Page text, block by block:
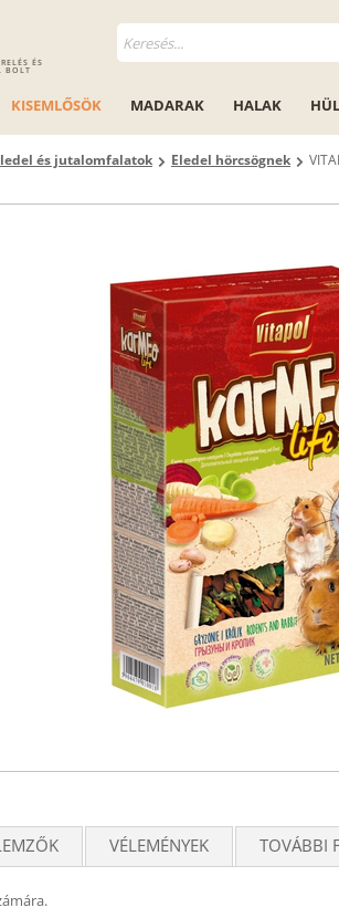
ÉS
BOLT
KISEMLŐSÖK MADARAK HALAK
és jutalomfalatok Eledel hörcsögnek
VÉLEMÉNYEK TOVÁBBI